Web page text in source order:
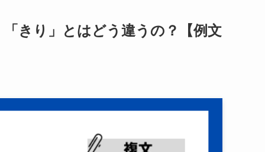
「きり」とはどう違うの？【例文